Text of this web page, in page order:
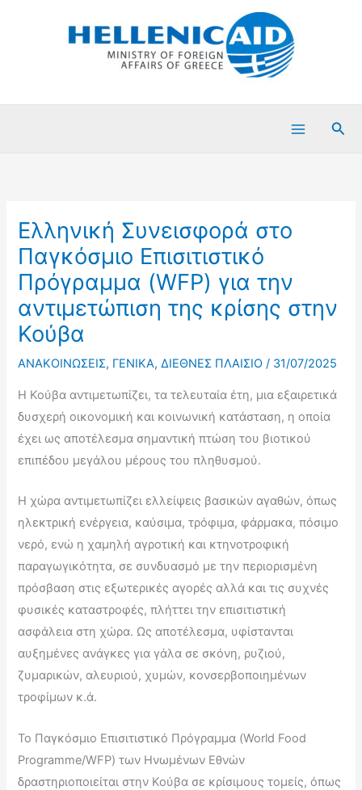
Ελληνική Συνεισφορά στο
Παγκόσμιο Επισιτιστικό
Πρόγραμμα (WFP) για την
αντιμετώπιση της κρίσης στην
Κούβα
ΑΝΑΚΟΙΝΩΣΕΙΣ, ΓΕΝΙΚΑ,ΔΙΕΘΝΕΣ ΠΛΑΙΣΙΟ / 31/07/2025
Η Κούβα αντιμετωπίζει, τα τελευταία έτη, μια εξαιρετικά
δυσχερή οικονομική και κοινωνική κατάσταση, η οποία
έχει ως αποτέλεσμα σημαντική πτώση του βιοτικού
επιπέδου μεγάλου μέρους του πληθυσμού.
Η χώρα αντιμετωπίζει ελλείψεις βασικών αγαθών, όπως
ηλεκτρική ενέργεια, καύσιμα, τρόφιμα, φάρμακα, πόσιμο
νερό, ενώ η χαμηλή αγροτική και κτηνοτροφική
παραγωγικότητα, σε συνδυασμό με την περιορισμένη
πρόσβαση στις εξωτερικές αγορές αλλά και τις συχνές
φυσικές καταστροφές, πλήττει την επισιτιστική
ασφάλεια στη χώρα. Ως αποτέλεσμα, υφίστανται
αυξημένες ανάγκες για γάλα σε σκόνη, ρυζιού,
ζυμαρικών, αλευριού, χυμών, κονσερβοποιημένων
τροφίμων κ.ά.
Το Παγκόσμιο Επισιτιστικό Πρόγραμμα (World Food
Programme/WFP) των Ηνωμένων Εθνών
δραστηριοποιείται στην Κούβα σε κρίσιμους τομείς, όπως